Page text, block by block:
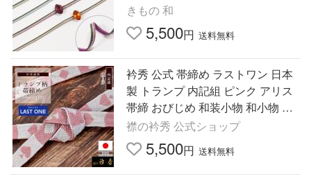
きもの 和
5,500円 送料無料
衿秀 公式 帯締め ラストワン 日本
製 トランプ 内記組 ピンク アリス
帯締 おびじめ 和装小物 和小物 え
りひで 襟の衿秀
襟の衿秀 公式ショップ
5,500円 送料無料